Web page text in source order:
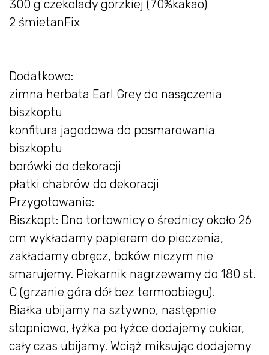
300 g czekolady gorzkiej (70%kakao)
2 śmietanFix
Dodatkowo:
zimna herbata Earl Grey do nasączenia
biszkoptu
konfitura jagodowa do posmarowania
biszkoptu
borówki do dekoracji
płatki chabrów do dekoracji
Przygotowanie:
Biszkopt: Dno tortownicy o średnicy około 26
cm wykładamy papierem do pieczenia,
zakładamy obręcz, boków niczym nie
smarujemy. Piekarnik nagrzewamy do 180 st.
C (grzanie góra dół bez termoobiegu).
Białka ubijamy na sztywno, następnie
stopniowo, łyżka po łyżce dodajemy cukier,
cały czas ubijamy. Wciąż miksując dodajemy